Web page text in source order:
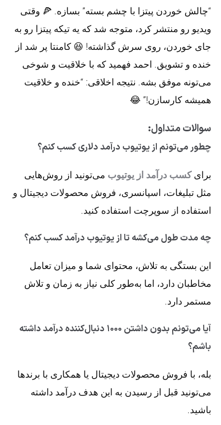
“چالش خوردن پیتزا با چشم بسته” بسازه. 🍕 وقتی
ویدیو رو منتشر کرد، متوجه شد که یه تیکه پیتزا رو به
جای خوردن، روی سرش گذاشته! 😆 کامنتا پر شد از
خنده و تشویق. احمد فهمید که با خلاقیت و شوخی
می‌تونه موفق بشه. نتیجه اخلاقی: “خنده و خلاقیت
همیشه کارسازن!” 😂
سوالات متداول:
چطور می‌تونم از یوتیوب درآمد دلاری کسب کنم؟
برایکسب درآمد از یوتیوب می‌تونید از روش‌هایی
مثل تبلیغات، اسپانسری، فروش محصولات دیجیتال و
استفاده از سوپرچت استفاده کنید.
چه مدت طول می‌کشه تا از یوتیوب درآمد کسب کنم؟
این بستگی به تلاش، محتوای شما و میزان تعامل
مخاطبان دارد، اما به‌طور کلی نیاز به زمان و تلاش
مستمر دارد.
آیا می‌تونم بدون داشتن ۱۰۰۰ دنبال‌کننده درآمد داشته
باشم؟
بله، با فروش محصولات دیجیتال یا همکاری با برندها
می‌تونید قبل از رسیدن به این هدف درآمد داشته
باشید.